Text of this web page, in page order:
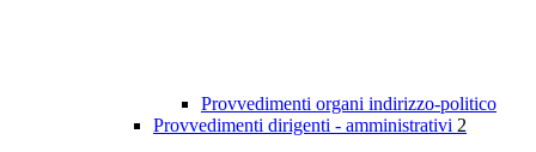
Provvedimenti organi indirizzo-politico
Provvedimenti dirigenti - amministrativi 2